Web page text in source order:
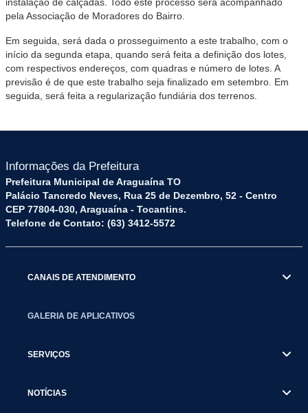
pela Associação de Moradores do Bairro.
Em seguida, será dada o prosseguimento a este trabalho, com o
início da segunda etapa, quando será feita a definição dos lotes,
com respectivos endereços, com quadras e número de lotes. A
previsão é de que este trabalho seja finalizado em setembro. Em
seguida, será feita a regularização fundiária dos terrenos.
Informações da Prefeitura
Prefeitura Municipal de Araguaína TO
Palácio Tancredo Neves, Rua 25 de Dezembro, 52 - Centro
CEP 77804-030, Araguaína - Tocantins.
Telefone de Contato: (63) 3412-5572
CANAIS DE ATENDIMENTO
GALERIA DE APLICATIVOS
SERVIÇOS
NOTÍCIAS